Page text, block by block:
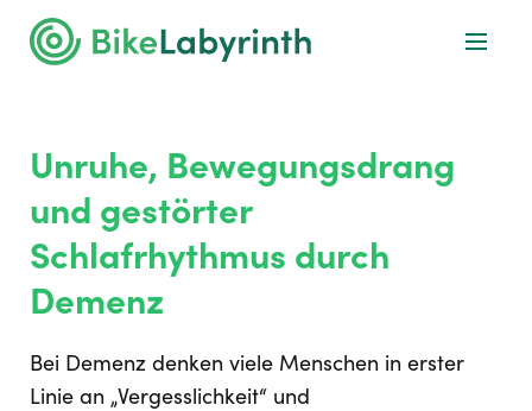
Unruhe, Bewegungsdrang
und gestörter
Schlafrhythmus durch
Demenz
Bei Demenz denken viele Menschen in erster
Linie an „Vergesslichkeit“ und